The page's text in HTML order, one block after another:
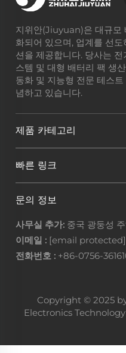
지위안(Jiuyuan)은 대규모
화되어 있으며, 업계를 선
션을 제공합니다. 당사는
스템 및 대형 배터리 팩 생
동화 및 지능형 전문 테스
념하고 있습니다.
제품 카테고리
빠른 링크
문의 정보
사무실 추가: 중국 광둥성
이메일 : [email protected]
전화번호 : +86-0756-
Copyright © 2025
Electronics Technology